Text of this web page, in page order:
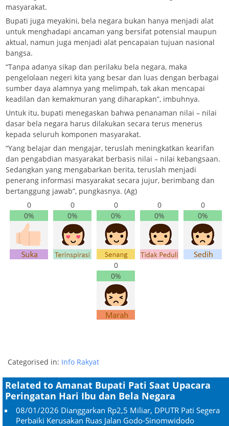
masyarakat.
Bupati juga meyakini, bela negara bukan hanya menjadi alat
untuk menghadapi ancaman yang bersifat potensial maupun
aktual, namun juga menjadi alat pencapaian tujuan nasional
bangsa.
“Tanpa adanya sikap dan perilaku bela negara, maka
pengelolaan negeri kita yang besar dan luas dengan berbagai
sumber daya alamnya yang melimpah, tak akan mencapai
keadilan dan kemakmuran yang diharapkan”, imbuhnya.
Untuk itu, bupati menegaskan bahwa penanaman nilai – nilai
dasar bela negara harus dilakukan secara terus menerus
kepada seluruh komponen masyarakat.
“Yang belajar dan mengajar, teruslah meningkatkan kearifan
dan pengabdian masyarakat berbasis nilai – nilai kebangsaan.
Sedangkan yang mengabarkan berita, teruslah menjadi
penerang informasi masyarakat secara jujur, berimbang dan
bertanggung jawab”, pungkasnya. (Ag)
0
0%
0
0%
0
0%
0
0%
0
0%
0
0%
Categorised in: Info Rakyat
Related to Amanat Bupati Pati Saat Upacara
Peringatan Hari Ibu dan Bela Negara
08/01/2026 Dianggarkan Rp2,5 Miliar, DPUTR Pati Segera
Perbaiki Kerusakan Ruas Jalan Godo-Sinomwidodo